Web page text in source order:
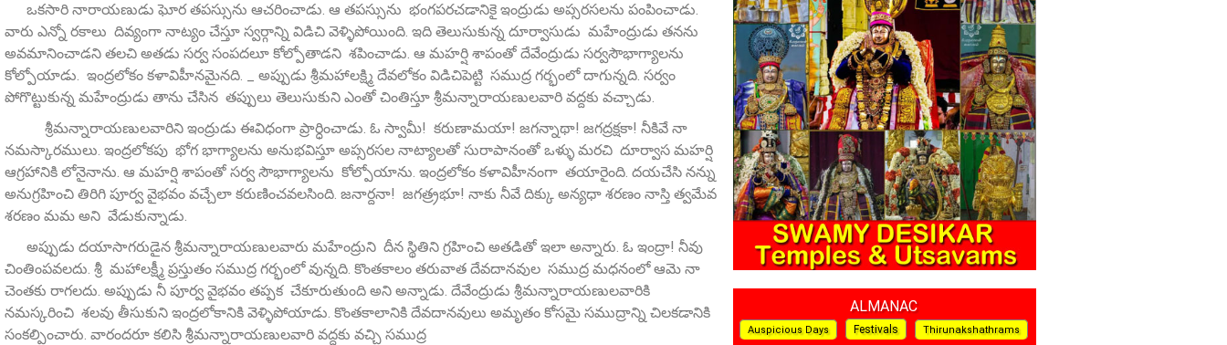
ఒకసారి నారాయణుడు ఘోర తపస్సును ఆచరించాడు. ఆ తపస్సును భంగపరచడానికై ఇంద్రుడు అప్సరసలను పంపించాడు.
వారు ఎన్నో రకాలు దివ్యంగా నాట్యం చేస్తూ స్వర్గాన్ని విడిచి వెళ్ళిపోయింది. ఇది తెలుసుకున్న దూర్వాసుడు మహేంద్రుడు తనను
అవమానించాడని తలచి అతడు సర్వ సంపదలూ కోల్పోతాడని శపించాడు. ఆ మహర్షి శాపంతో దేవేంద్రుడు సర్వసౌభాగ్యాలను
కోల్పోయాడు. ఇంద్రలోకం కళావిహీనమైనది. _ అప్పుడు శ్రీమహాలక్ష్మి దేవలోకం విడిచిపెట్టి సముద్ర గర్భంలో దాగున్నది. సర్వం
పోగొట్టుకున్న మహేంద్రుడు తాను చేసిన తప్పులు తెలుసుకుని ఎంతో చింతిస్తూ శ్రీమన్నారాయణులవారి వద్దకు వచ్చాడు.
శ్రీమన్నారాయణులవారిని ఇంద్రుడు ఈవిధంగా ప్రార్ధించాడు. ఓ స్వామీ! కరుణామయా! జగన్నాథా! జగద్రక్షకా! నీకివే నా
నమస్కారములు. ఇంద్రలోకపు భోగ భాగ్యాలను అనుభవిస్తూ అప్సరసల నాట్యాలతో సురాపానంతో ఒళ్ళు మరచి దూర్వాస మహర్షి
ఆగ్రహానికి లోనైనాను. ఆ మహర్షి శాపంతో సర్వ సౌభాగ్యాలను కోల్పోయాను. ఇంద్రలోకం కళావిహీనంగా తయారైంది. దయచేసి నన్ను
అనుగ్రహించి తిరిగి పూర్వ వైభవం వచ్చేలా కరుణించవలసింది. జనార్దనా! జగత్ర్రభూ! నాకు నీవే దిక్కు అన్యధా శరణం నాస్తి త్వమేవ
శరణం మమ అని వేడుకున్నాడు.
అప్పుడు దయాసాగరుడైన శ్రీమన్నారాయణులవారు మహేంద్రుని దీన స్థితిని గ్రహించి అతడితో ఇలా అన్నారు. ఓ ఇంద్రా! నీవు
చింతింపవలదు. శ్రీ మహాలక్ష్మీ ప్రస్తుతం సముద్ర గర్భంలో వున్నది. కొంతకాలం తరువాత దేవదానవుల సముద్ర మధనంలో ఆమె నా
చెంతకు రాగలదు. అప్పుడు నీ పూర్వ వైభవం తప్పక చేకూరుతుంది అని అన్నాడు. దేవేంద్రుడు శ్రీమన్నారాయణులవారికి
నమస్కరించి శలవు తీసుకుని ఇంద్రలోకానికి వెళ్ళిపోయాడు. కొంతకాలానికి దేవదానవులు అమృతం కోసమై సముద్రాన్ని చిలకడానికి
సంకల్పించారు. వారందరూ కలిసి శ్రీమన్నారాయణులవారి వద్దకు వచ్చి సముద్ర
ALMANAC
Auspicious Days Festivals Thirunakshathrams